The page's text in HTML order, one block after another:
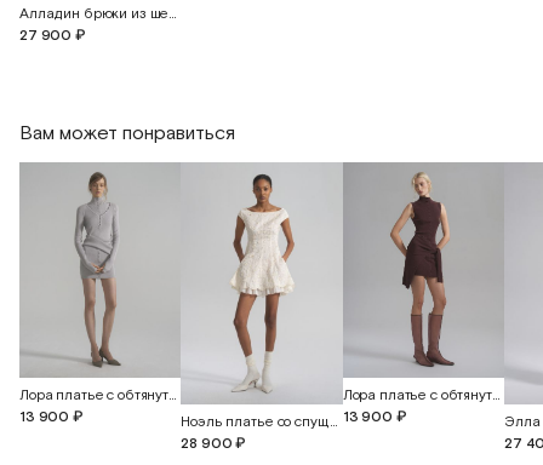
Алладин брюки из шелкового трикотажа с манжетами
27 900 ₽
Вам может понравиться
Лора платье с обтянутыми пуговицами
13 900 ₽
Ноэль платье со спущенной линией плеча с прорезными бабочками
28 900 ₽
Лора платье с обтянутыми пуговицами
13 900 ₽
27